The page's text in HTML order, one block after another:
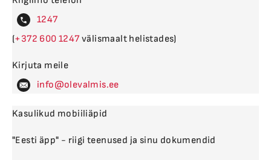
4
(
600 välismaalt helistades)
Kirjuta meile
levalm
Kasulikud mobiiliäpid
"Eesti äpp" - riigi teenused ja sinu dokumendid